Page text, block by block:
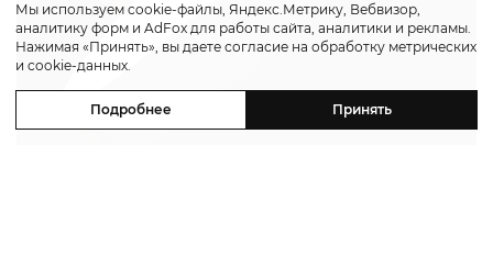
Мы используем cookie-файлы, Яндекс.Метрику, Вебвизор,
аналитику форм и AdFox для работы сайта, аналитики и рекламы.
Нажимая «Принять», вы даете согласие на обработку метрических
и cookie-данных.
Подробнее Принять